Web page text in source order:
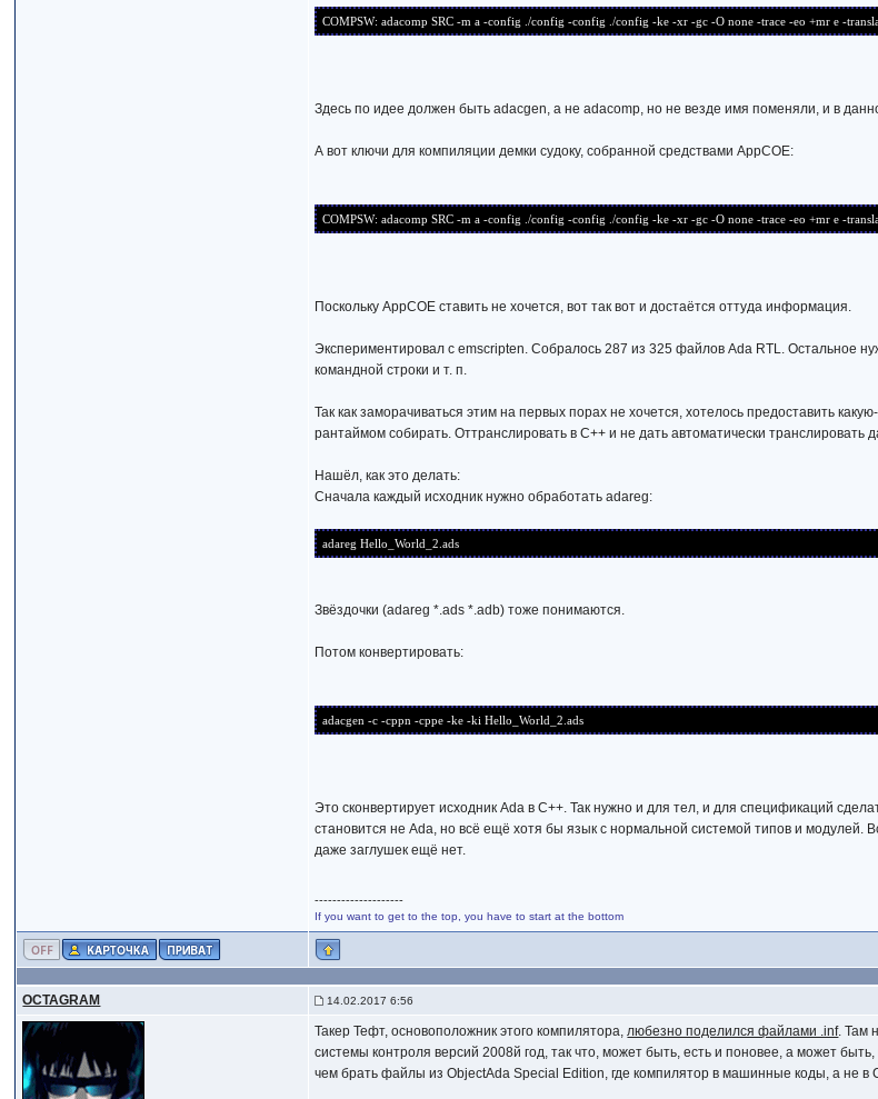
COMPSW: adacomp SRC -m a -config ./config -config ./config -ke -xr -gc -O none -trace -eo +mr e -
Здесь по идее должен быть adacgen, а не adacomp, но не везде имя поменяли, и в
А вот ключи для компиляции демки судоку, собранной средствами AppCOE:
COMPSW: adacomp SRC -m a -config ./config -config ./config -ke -xr -gc -O none -trace -eo +mr e -
Поскольку AppCOE ставить не хочется, вот так вот и достаётся оттуда информация.
Экспериментировал с emscripten. Собралось 287 из 325 файлов Ada RTL. Остальное
командной строки и т. п.
Так как заморачиваться этим на первых порах не хочется, хотелось предоставить
рантаймом собирать. Оттранслировать в C++ и не дать автоматически
Нашёл, как это делать:
Сначала каждый исходник нужно обработать adareg:
adareg Hello_World_2.ads
Звёздочки (adareg *.ads *.adb) тоже понимаются.
Потом конвертировать:
adacgen -c -cppn -cppe -ke -ki Hello_World_2.ads
Это сконвертирует исходник Ada в C++. Так нужно и для тел, и для спецификаций
становится не Ada, но всё ещё хотя бы язык с нормальной системой типов и модулей.
даже заглушек ещё нет.
--------------------
If you want to get to the top, you have to start at the bottom
OCTAGRAM 14.02.2017 6:56
Такер Тефт, основоположник этого компилятора,любезно поделился файлами .inf. Там
системы контроля версий 2008й год, так что, может быть, есть и поновее, а может
чем брать файлы из ObjectAda Special Edition, где компилятор в машинные коды, а не в